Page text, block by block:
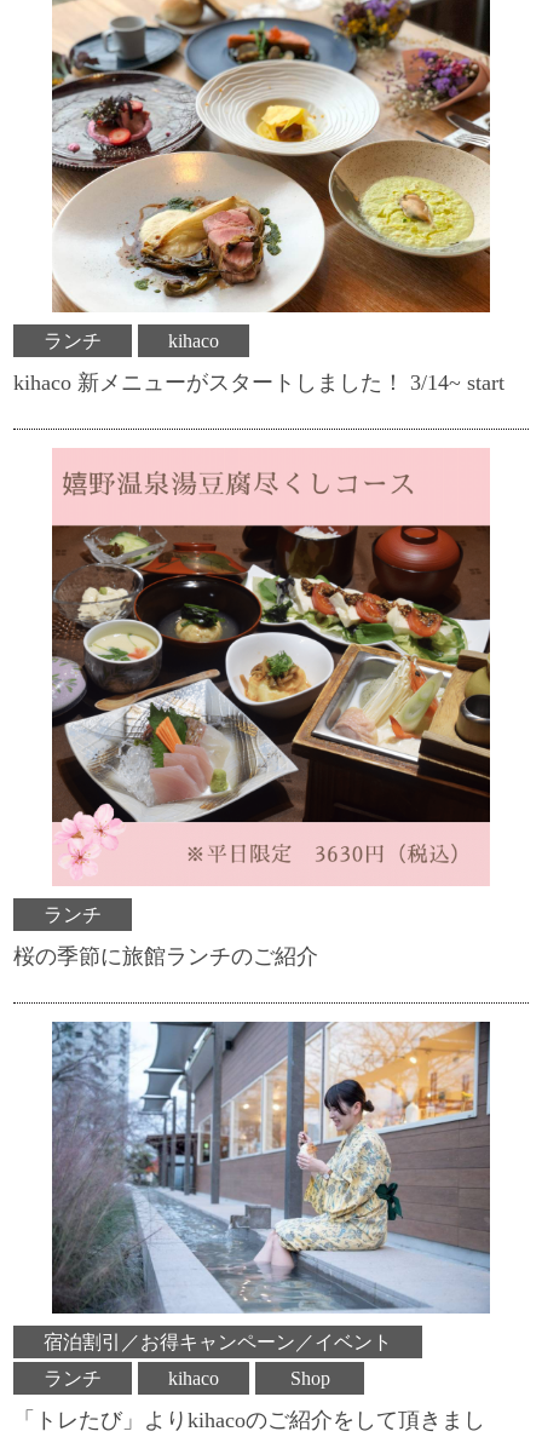
ランチ kihaco
kihaco 新メニューがスタートしました！ 3/14~ start
ランチ
桜の季節に旅館ランチのご紹介
宿泊割引／お得キャンペーン／イベント
ランチ
kihaco Shop
「トレたび」よりkihacoのご紹介をして頂きまし